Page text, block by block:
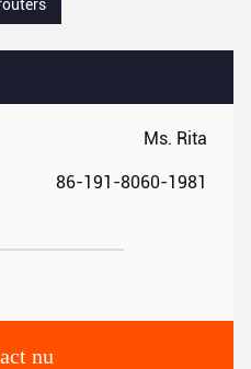
Ms. Rita
86-191-8060-1981
nu